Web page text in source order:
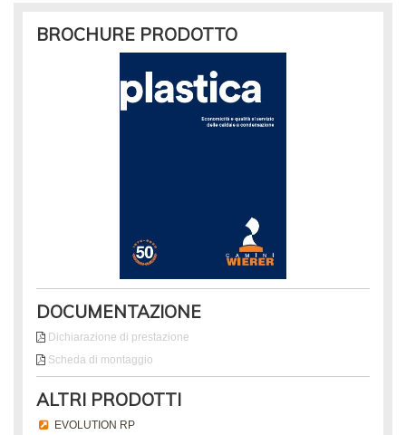
BROCHURE PRODOTTO
DOCUMENTAZIONE
Dichiarazione di prestazione
Scheda di montaggio
ALTRI PRODOTTI
EVOLUTION RP